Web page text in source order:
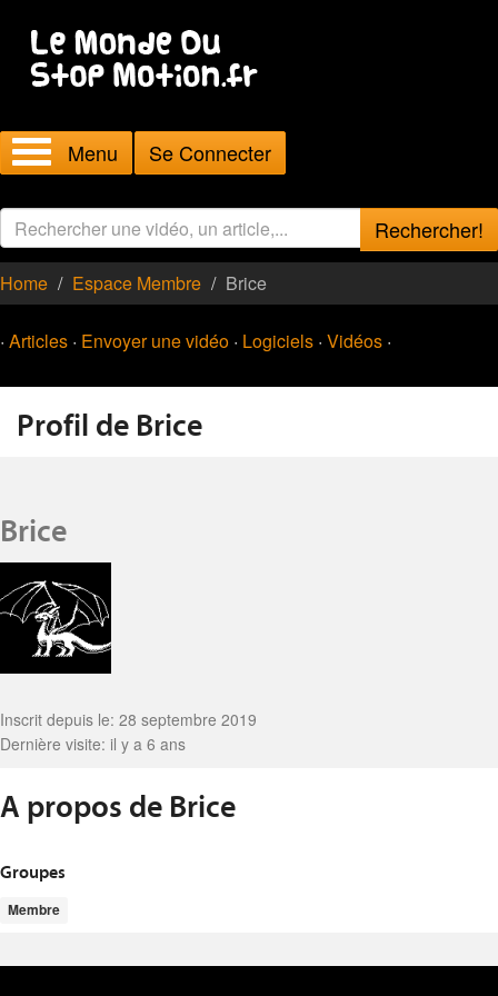
Menu Se Connecter
Rechercher!
Home Espace Membre Brice
· Articles · Envoyer une vidéo · Logiciels · Vidéos ·
Profil de Brice
Brice
Inscrit depuis le: 28 septembre 2019
Dernière visite: il y a 6 ans
A propos de Brice
Groupes
Membre